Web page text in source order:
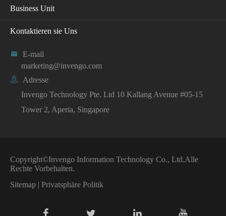
Business Unit
Kontaktieren sie Uns

E-mail
marketing@invengo.com

Adresse
Invengo Technology Pte. Ltd 10 Kallang Avenue #05-15
Tower 2, Aperia, Singapore
Copyright©Invengo Information Technology Co., Ltd.Alle
Rechte Vorbehalten.
Sitemap | Privatsphäre Politik